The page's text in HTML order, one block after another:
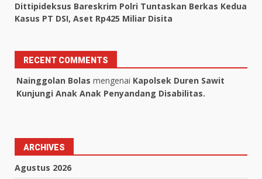
Dittipideksus Bareskrim Polri Tuntaskan Berkas Kedua
Kasus PT DSI, Aset Rp425 Miliar Disita
RECENT COMMENTS
Nainggolan Bolas mengenai Kapolsek Duren Sawit
Kunjungi Anak Anak Penyandang Disabilitas.
ARCHIVES
Agustus 2026